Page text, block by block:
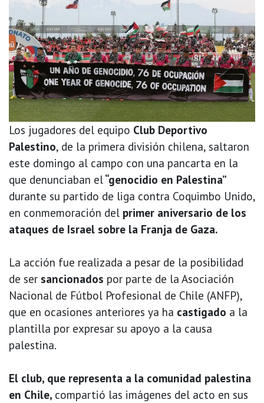
Los jugadores del equipo Club Deportivo
Palestino, de la primera división chilena, saltaron
este domingo al campo con una pancarta en la
que denunciaban el“genocidio en Palestina”
durante su partido de liga contra Coquimbo Unido,
en conmemoración del primer aniversario de los
ataques de Israel sobre la Franja de Gaza.
La acción fue realizada a pesar de la posibilidad
de ser sancionados por parte de la Asociación
Nacional de Fútbol Profesional de Chile (ANFP),
que en ocasiones anteriores ya ha castigado a la
plantilla por expresar su apoyo a la causa
palestina.
El club, que representa a la comunidad palestina
en Chile, compartió las imágenes del acto en sus